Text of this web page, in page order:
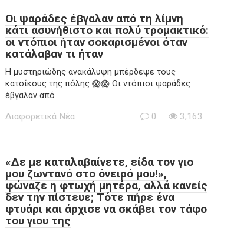
Οι ψαράδες έβγαλαν από τη λίμνη
κάτι ασυνήθιστο και πολύ τρομακτικό:
οι ντόπιοι ήταν σοκαρισμένοι όταν
κατάλαβαν τι ήταν
Η μυστηριώδης ανακάλυψη μπέρδεψε τους
κατοίκους της πόλης 😱😱 Οι ντόπιοι ψαράδες
έβγαλαν από
Διαφορετικά Νέα 0 3,163
«Δε με καταλαβαίνετε, είδα τον γιο
μου ζωντανό στο όνειρό μου!»,
φώναζε η φτωχή μητέρα, αλλά κανείς
δεν την πίστευε; Τότε πήρε ένα
φτυάρι και άρχισε να σκάβει τον τάφο
του γιου της